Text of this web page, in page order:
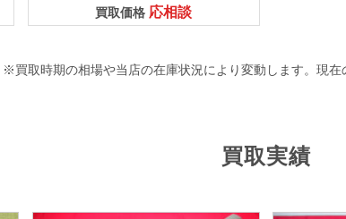
買取価格 応相談
※買取時期の相場や当店の在庫状況により変動します。現在
買取実績